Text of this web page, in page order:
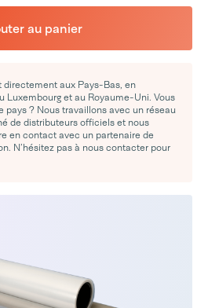
au panier
aux Pays-Bas, en
Luxembourg et au Royaume-Uni. Vous
pays ? Nous travaillons avec un réseau
de distributeurs officiels et nous
en contact avec un partenaire de
N’hésitez pas à nous contacter pour